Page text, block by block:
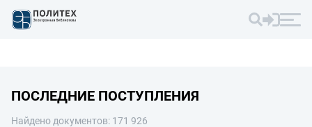
ПОСЛЕДНИЕ ПОСТУПЛЕНИЯ
Найдено документов: 171 926